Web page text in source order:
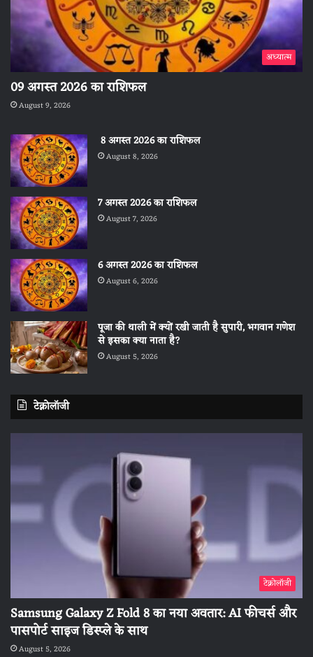
अध्यात्म
09 अगस्त 2026 का राशिफल
August 9, 2026
8 अगस्त 2026 का राशिफल
August 8, 2026
7 अगस्त 2026 का राशिफल
August 7, 2026
6 अगस्त 2026 का राशिफल
August 6, 2026
पूजा की थाली में क्यों रखी जाती है सुपारी, भगवान गणेश
से इसका क्या नाता है?
August 5, 2026
टेक्नोलॉजी
टेक्नोलॉजी
Samsung Galaxy Z Fold 8 का नया अवतार: AI फीचर्स और
पासपोर्ट साइज डिस्प्ले के साथ
August 5, 2026